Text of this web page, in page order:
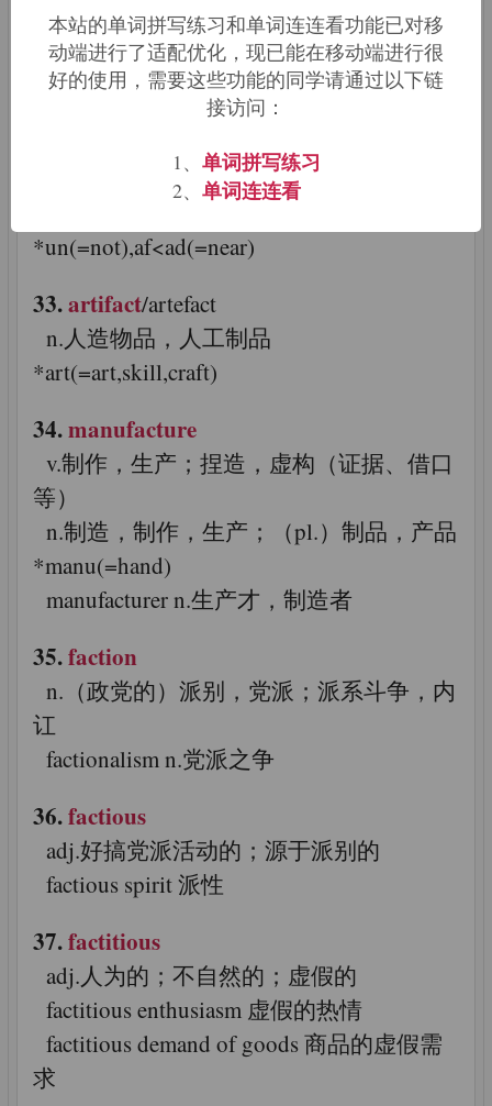
31.refectory
n.（修道院、大学等的）食堂
*re(=back),ory(=place where)
*un(=not),af<ad(=near)
33.artifact/artefact
n.人造物品，人工制品
*art(=art,skill,craft)
34.manufacture
v.制作，生产；捏造，虚构（证据、借口
等）
n.制造，制作，生产；（pl.）制品，产品
*manu(=hand)
manufacturer n.生产才，制造者
35.faction
n.（政党的）派别，党派；派系斗争，内
讧
factionalism n.党派之争
36.factious
adj.好搞党派活动的；源于派别的
factious spirit 派性
37.factitious
adj.人为的；不自然的；虚假的
factitious enthusiasm 虚假的热情
factitious demand of goods 商品的虚假需
求
本站的单词拼写练习和单词连连看功能已对移
动端进行了适配优化，现已能在移动端进行很
好的使用，需要这些功能的同学请通过以下链
接访问：
1、 单词拼写练习
2、 单词连连看